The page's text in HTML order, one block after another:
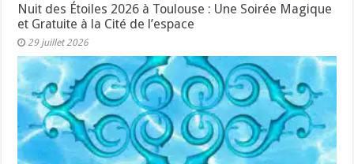
Nuit des Étoiles 2026 à Toulouse : Une Soirée Magique
et Gratuite à la Cité de l’espace
29 juillet 2026